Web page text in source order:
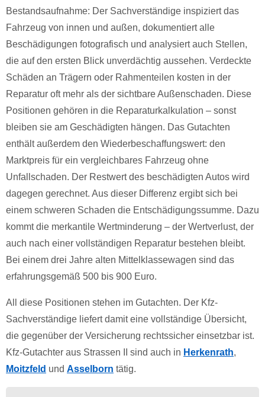
Bestandsaufnahme: Der Sachverständige inspiziert das
Fahrzeug von innen und außen, dokumentiert alle
Beschädigungen fotografisch und analysiert auch Stellen,
die auf den ersten Blick unverdächtig aussehen. Verdeckte
Schäden an Trägern oder Rahmenteilen kosten in der
Reparatur oft mehr als der sichtbare Außenschaden. Diese
Positionen gehören in die Reparaturkalkulation – sonst
bleiben sie am Geschädigten hängen. Das Gutachten
enthält außerdem den Wiederbeschaffungswert: den
Marktpreis für ein vergleichbares Fahrzeug ohne
Unfallschaden. Der Restwert des beschädigten Autos wird
dagegen gerechnet. Aus dieser Differenz ergibt sich bei
einem schweren Schaden die Entschädigungssumme. Dazu
kommt die merkantile Wertminderung – der Wertverlust, der
auch nach einer vollständigen Reparatur bestehen bleibt.
Bei einem drei Jahre alten Mittelklassewagen sind das
erfahrungsgemäß 500 bis 900 Euro.
All diese Positionen stehen im Gutachten. Der Kfz-
Sachverständige liefert damit eine vollständige Übersicht,
die gegenüber der Versicherung rechtssicher einsetzbar ist.
Kfz-Gutachter aus Strassen II sind auch in Herkenrath,
Moitzfeld und Asselborn tätig.